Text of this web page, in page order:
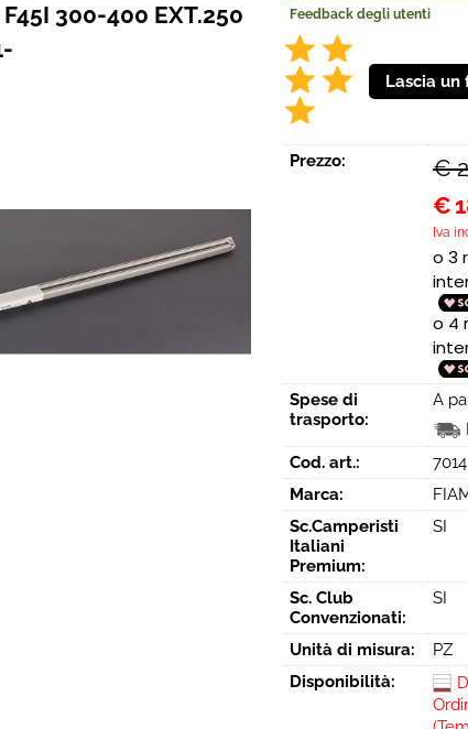
F45I 300-400 EXT.250
Feedback degli utenti
Prezzo: €
€
Iva
Spese di
trasporto:
A
Cod. art.:
7014
Marca:
Sc.Camperisti
Italiani
Premium:
SI
Sc. Club
Convenzionati:
SI
Unità di misura:
PZ
Disponibilità: